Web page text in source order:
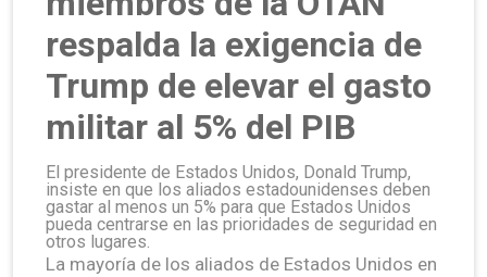
respalda la exigencia de
Trump de elevar el gasto
militar al 5% del PIB
El presidente de Estados Unidos, Donald Trump,
insiste en que los aliados estadounidenses deben
gastar al menos un 5% para que Estados Unidos
pueda centrarse en las prioridades de seguridad en
otros lugares.
La mayoría de los aliados de Estados Unidos en